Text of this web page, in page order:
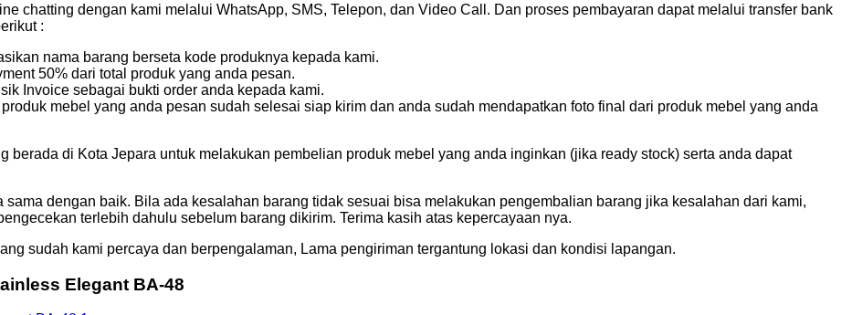
chatting dengan kami melalui WhatsApp, SMS, Telepon, dan Video Call. Dan proses pembayaran dapat melalui transfer bank
:
nama barang berseta kode produknya kepada kami.
50% dari total produk yang anda pesan.
Invoice sebagai bukti order anda kepada kami.
mebel yang anda pesan sudah selesai siap kirim dan anda sudah mendapatkan foto final dari produk mebel yang anda
berada di Kota Jepara untuk melakukan pembelian produk mebel yang anda inginkan (jika ready stock) serta anda dapat
dengan baik. Bila ada kesalahan barang tidak sesuai bisa melakukan pengembalian barang jika kesalahan dari kami,
terlebih dahulu sebelum barang dikirim. Terima kasih atas kepercayaan nya.
sudah kami percaya dan berpengalaman, Lama pengiriman tergantung lokasi dan kondisi lapangan.
Elegant BA-48